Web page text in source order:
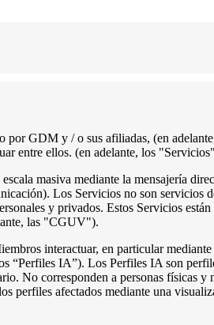
por GDM y / o sus afiliadas, (en
entre ellos. (en adelante, los
masiva mediante la mensajería
Los Servicios no son servicios
y privados. Estos Servicios
las "CGUV").
interactuar, en particular
“Perfiles IA”). Los Perfiles IA son
No corresponden a personas físicas
perfiles afectados mediante una